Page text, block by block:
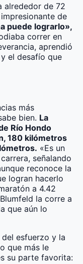
alrededor de 72
de
puede lograrlo»,
correr en
aprendió
el desafío que
más
bien. La
Río Hondo
180 kilómetros
«Es un
señalando
reconoce la
logran hacerlo
a 4.42
la corre a
que aún lo
esfuerzo y la
que más le
su parte favorita: